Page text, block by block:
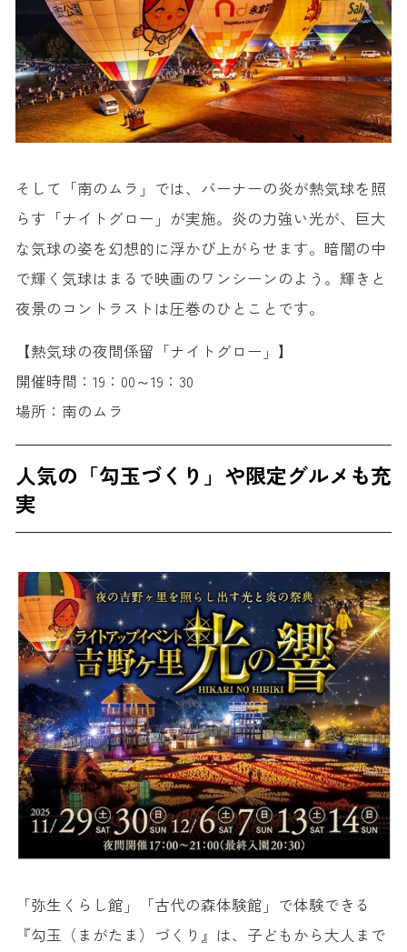
そして「南のムラ」では、バーナーの炎が熱気球を照
らす「ナイトグロー」が実施。炎の力強い光が、巨大
な気球の姿を幻想的に浮かび上がらせます。暗闇の中
で輝く気球はまるで映画のワンシーンのよう。輝きと
夜景のコントラストは圧巻のひとことです。
【熱気球の夜間係留「ナイトグロー」】
開催時間：19：00～19：30
場所：南のムラ
人気の「勾玉づくり」や限定グルメも充
実
「弥生くらし館」「古代の森体験館」で体験できる
『勾玉（まがたま）づくり』は、子どもから大人まで